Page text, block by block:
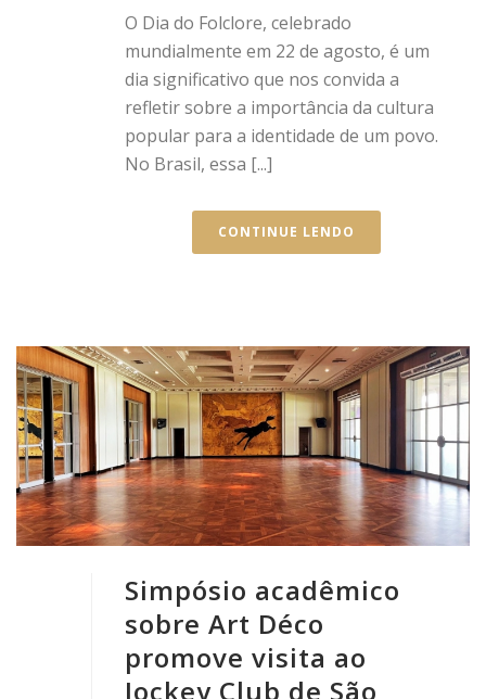
O Dia do Folclore, celebrado
mundialmente em 22 de agosto, é um
dia significativo que nos convida a
refletir sobre a importância da cultura
popular para a identidade de um povo.
No Brasil, essa [...]
CONTINUE LENDO
Simpósio acadêmico
sobre Art Déco
promove visita ao
Jockey Club de São